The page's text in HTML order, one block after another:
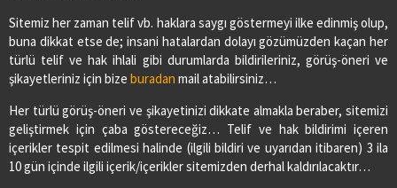
Sitemiz her zaman telif vb. haklara saygı göstermeyi ilke edinmiş olup,
buna dikkat etse de; insani hatalardan dolayı gözümüzden kaçan her
türlü telif ve hak ihlali gibi durumlarda bildirileriniz, görüş-öneri ve
şikayetleriniz için bize buradan mail atabilirsiniz…
Her türlü görüş-öneri ve şikayetinizi dikkate almakla beraber, sitemizi
geliştirmek için çaba göstereceğiz… Telif ve hak bildirimi içeren
içerikler tespit edilmesi halinde (ilgili bildiri ve uyarıdan itibaren) 3 ila
10 gün içinde ilgili içerik/içerikler sitemizden derhal kaldırılacaktır…